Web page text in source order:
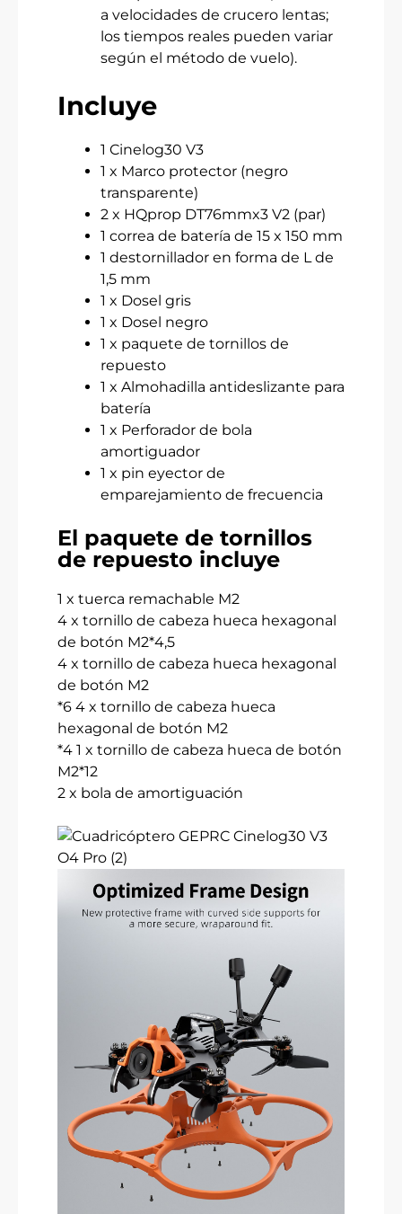
a velocidades de crucero lentas;
los tiempos reales pueden variar
según el método de vuelo).
Incluye
1 Cinelog30 V3
1 x Marco protector (negro
transparente)
2 x HQprop DT76mmx3 V2 (par)
1 correa de batería de 15 x 150 mm
1 destornillador en forma de L de
1,5 mm
1 x Dosel gris
1 x Dosel negro
1 x paquete de tornillos de
repuesto
1 x Almohadilla antideslizante para
batería
1 x Perforador de bola
amortiguador
1 x pin eyector de
emparejamiento de frecuencia
El paquete de tornillos
de repuesto incluye
1 x tuerca remachable M2
4 x tornillo de cabeza hueca hexagonal
de botón M2*4,5
4 x tornillo de cabeza hueca hexagonal
de botón M2
*6 4 x tornillo de cabeza hueca
hexagonal de botón M2
*4 1 x tornillo de cabeza hueca de botón
M2*12
2 x bola de amortiguación